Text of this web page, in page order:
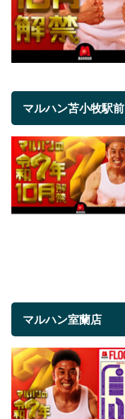
マルハン苫小牧駅前
マルハン室蘭店